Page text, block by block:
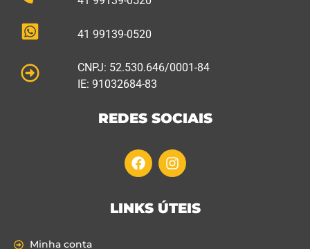
41 99139-0520
CNPJ: 52.530.646/0001-84
IE: 91032684-83
REDES SOCIAIS
LINKS ÚTEIS
Minha conta